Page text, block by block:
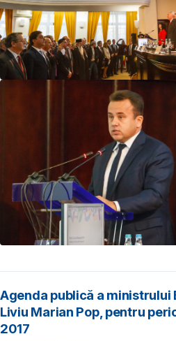
Agenda publică a ministrului
Liviu Marian Pop, pentru
2017